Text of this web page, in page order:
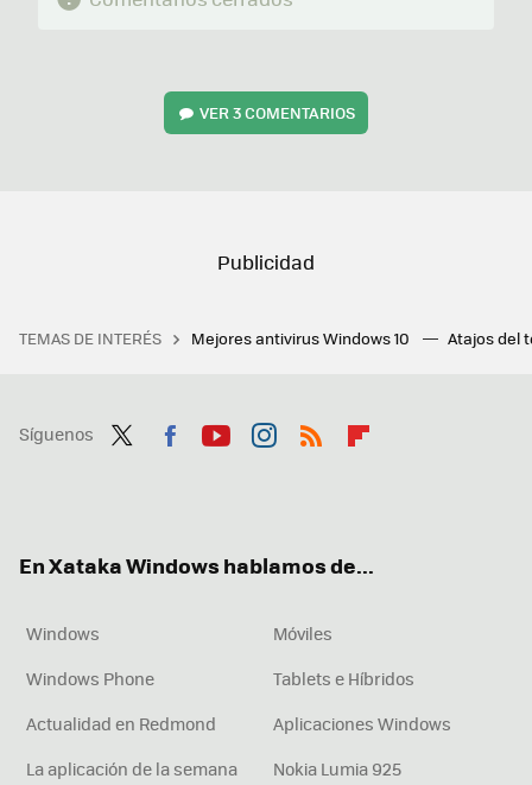
VER3 COMENTARIOS
TEMAS DE INTERÉS Mejores antivirus Windows 10 Atajos del
Síguenos
En Xataka Windows hablamos de...
Windows
Móviles
Windows Phone
Tablets e Híbridos
Actualidad en Redmond
Aplicaciones Windows
La aplicación de la semana
Nokia Lumia 925